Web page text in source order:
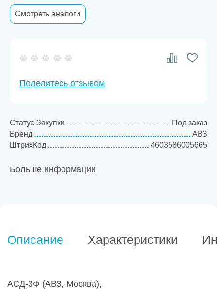
Смотреть аналоги
Поделитесь отзывом
Статус Закупки
Под заказ
Бренд
АВЗ
ШтрихКод
4603586005665
Больше информации
Описание Характеристики
АСД-3Ф (АВЗ, Москва),